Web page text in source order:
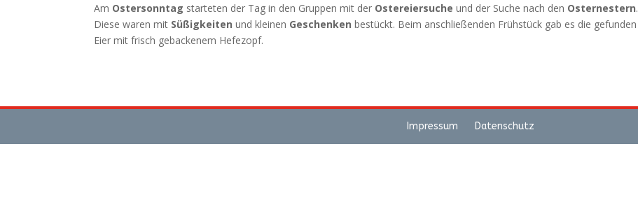
Am Ostersonntag starteten der Tag in den Gruppen mit der Ostereiersucheund der Suche nach den Osternestern.
Diese waren mit Süßigkeiten und kleinen Geschenken bestückt. Beim anschließenden Frühstück gab es die gefunden
Eier mit frisch gebackenem Hefezopf.
Impressum Datenschutz